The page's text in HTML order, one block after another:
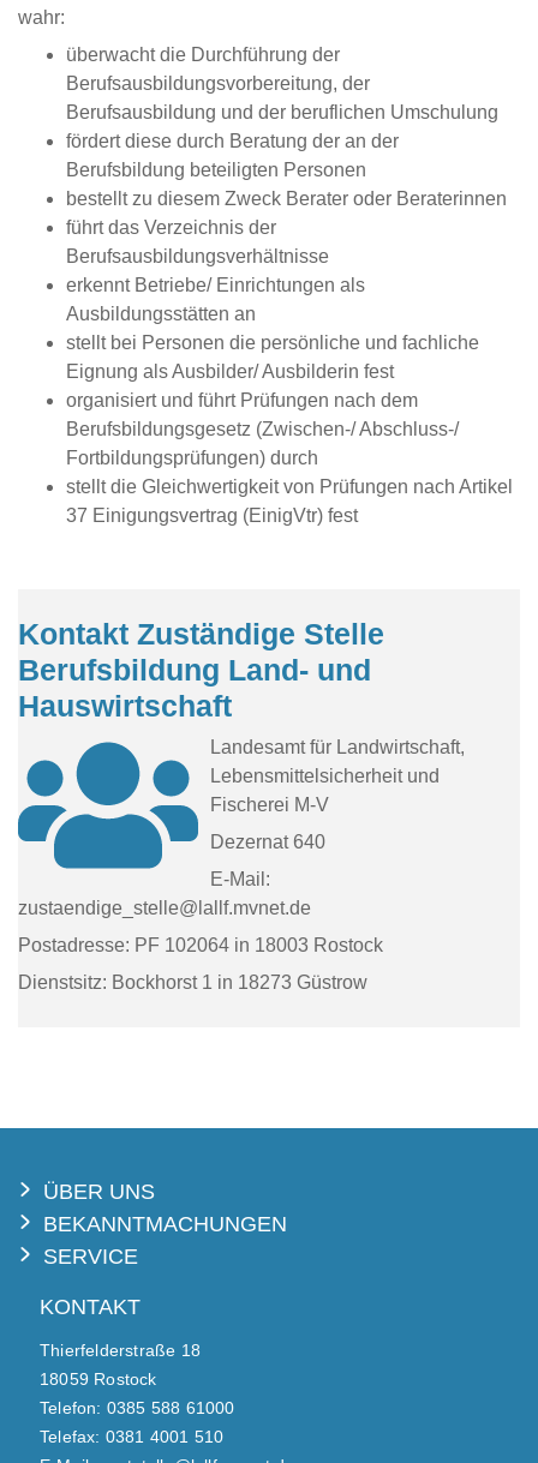
wahr:
überwacht die Durchführung der
Berufsausbildungsvorbereitung, der
Berufsausbildung und der beruflichen Umschulung
fördert diese durch Beratung der an der
Berufsbildung beteiligten Personen
bestellt zu diesem Zweck Berater oder Beraterinnen
führt das Verzeichnis der
Berufsausbildungsverhältnisse
erkennt Betriebe/ Einrichtungen als
Ausbildungsstätten an
stellt bei Personen die persönliche und fachliche
Eignung als Ausbilder/ Ausbilderin fest
organisiert und führt Prüfungen nach dem
Berufsbildungsgesetz (Zwischen-/ Abschluss-/
Fortbildungsprüfungen) durch
stellt die Gleichwertigkeit von Prüfungen nach Artikel
37 Einigungsvertrag (EinigVtr) fest
Kontakt Zuständige Stelle
Berufsbildung Land- und
Hauswirtschaft
Landesamt für Landwirtschaft,
Lebensmittelsicherheit und
Fischerei M-V
Dezernat 640
E-Mail:
zustaendige_stelle@lallf.mvnet.de
Postadresse: PF 102064 in 18003 Rostock
Dienstsitz: Bockhorst 1 in 18273 Güstrow
ÜBER UNS
BEKANNTMACHUNGEN
SERVICE
KONTAKT
Thierfelderstraße 18
18059 Rostock
Telefon: 0385 588 61000
Telefax: 0381 4001 510